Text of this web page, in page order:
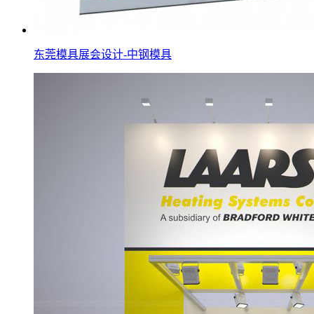
东莞模具展会设计-中钢模具